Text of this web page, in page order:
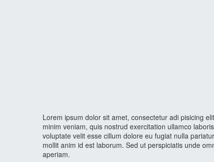
Lorem ipsum dolor sit amet, consectetur adi pisicing
minim veniam, quis nostrud exercitation ullamco
voluptate velit esse cillum dolore eu fugiat nulla
mollit anim id est laborum. Sed ut perspiciatis unde
aperiam.